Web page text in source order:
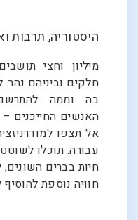
היסטוריה, תרבות
מיליון וחצי
חלקים וביניהם
בה וממה
האנשים החייכנים
אל תצפו
עבורה. תוכלו
חיות בברים השונים,
חוויה נוספת